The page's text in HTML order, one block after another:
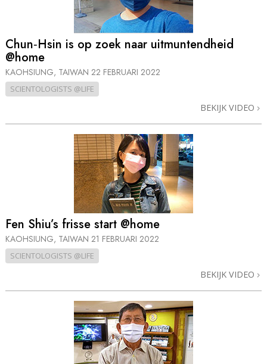
Chun‑Hsin is op zoek naar uitmuntendheid
@home
KAOHSIUNG, TAIWAN 22 FEBRUARI 2022
SCIENTOLOGISTS @LIFE
BEKIJK VIDEO
Fen Shiu’s frisse start @home
KAOHSIUNG, TAIWAN 21 FEBRUARI 2022
SCIENTOLOGISTS @LIFE
BEKIJK VIDEO